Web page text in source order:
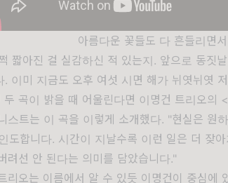
아름다운 꽃들도 다 흔들리면
짧아진 걸 실감하신 적 있는지. 앞으로 동짓
. 이미 지금도 오후 여섯 시면 해가 뉘엿뉘엿
두 곡이 밝을 때 어울린다면 이명건 트리오의
스트는 이 곡을 이렇게 소개했다. "현실은 원
도합니다. 시간이 지날수록 이런 일은 더 잦
려선 안 된다는 의미를 담았습니다."
리오는 이름에서 알 수 있듯 이명건이 중심에